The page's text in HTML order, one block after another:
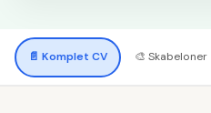
📄 Komplet CV 🎨 Skabeloner